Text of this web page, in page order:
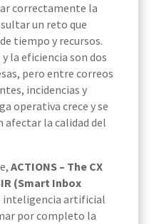
correctamente la
un reto que
tiempo y recursos.
la eficiencia son dos
pero entre correos
incidencias y
operativa crece y se
afectar la calidad del
ACTIONS – The CX
(Smart Inbox
inteligencia artificial
por completo la